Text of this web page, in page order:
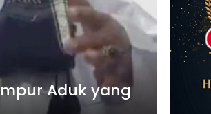
Aduk yang